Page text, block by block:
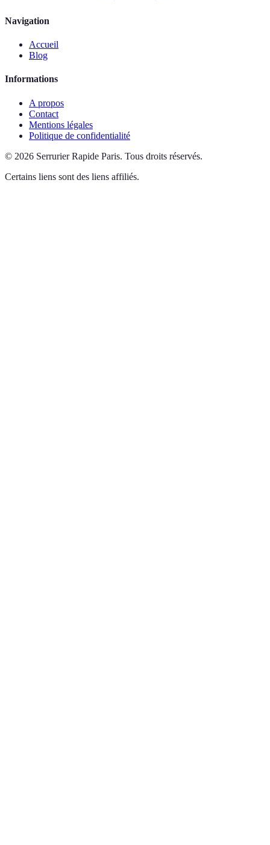
Navigation
Accueil
Blog
Informations
A propos
Contact
Mentions légales
Politique de confidentialité
© 2026 Serrurier Rapide Paris. Tous droits réservés.
Certains liens sont des liens affiliés.